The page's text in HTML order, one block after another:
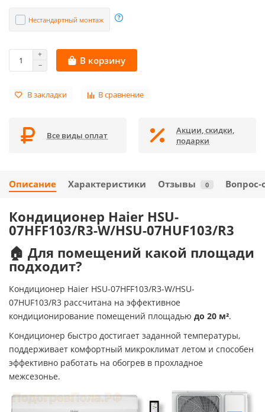
Нестандартный монтаж
В корзину
В закладки В сравнение
Все виды оплат
Акции, скидки,
подарки
Описание Характеристики Отзывы 0 Вопрос-
Кондиционер Haier HSU-
07HFF103/R3-W/HSU-07HUF103/R3
🏠 Для помещений какой площади
подходит?
Кондиционер Haier HSU-07HFF103/R3-W/HSU-
07HUF103/R3 рассчитана на эффективное
кондиционирование помещений площадью до 20 м².
Кондиционер быстро достигает заданной температуры,
поддерживает комфортный микроклимат летом и способен
эффективно работать на обогрев в прохладное
межсезонье.